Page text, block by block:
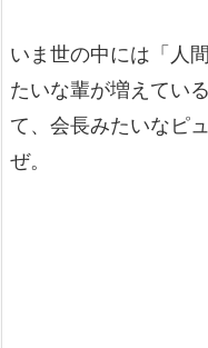
いま世の中には「人
たいな輩が増えてい
て、会長みたいなピ
ぜ。